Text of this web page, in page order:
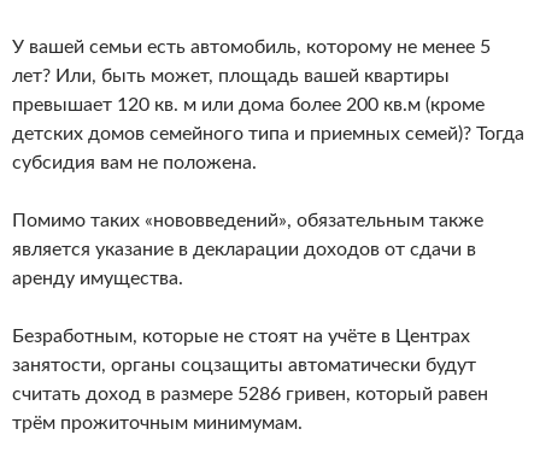
У вашей семьи есть автомобиль, которому не менее 5
лет? Или, быть может, площадь вашей квартиры
превышает 120 кв. м или дома более 200 кв.м (кроме
детских домов семейного типа и приемных семей)? Тогда
субсидия вам не положена.
Помимо таких «нововведений», обязательным также
является указание в декларации доходов от сдачи в
аренду имущества.
Безработным, которые не стоят на учёте в Центрах
занятости, органы соцзащиты автоматически будут
считать доход в размере 5286 гривен, который равен
трём прожиточным минимумам.